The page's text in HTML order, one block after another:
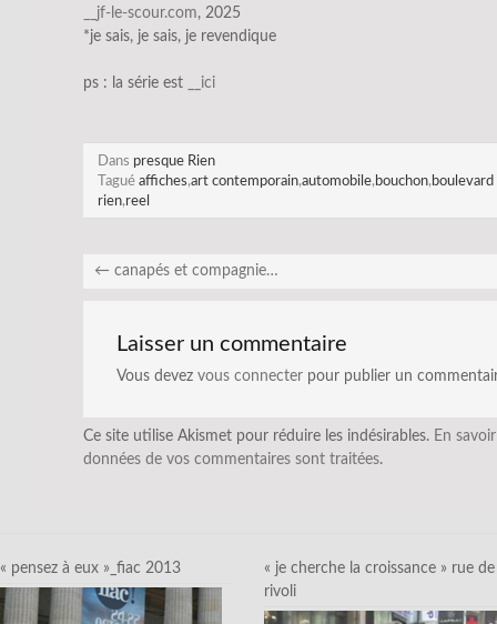
__jf-le-scour.com, 2025
*je sais, je sais, je revendique
ps : la série est __ici
Dans presque Rien
Tagué affiches,art contemporain,automobile, bouchon,
rien,reel
← canapés et compagnie…
Laisser un commentaire
Vous devez vous connecter pour publier un
Ce site utilise Akismet pour réduire les indésirables. En
données de vos commentaires sont traitées.
« pensez à eux »_fiac 2013
« je cherche la croissance » rue de
rivoli